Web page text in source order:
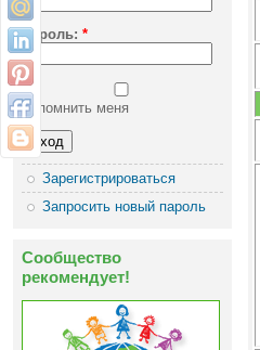
Пароль: *
Запомнить меня
Зарегистрироваться
Запросить новый пароль
Сообщество
рекомендует!